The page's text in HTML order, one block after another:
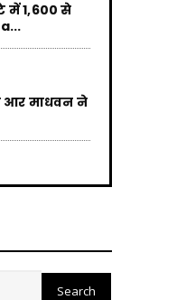
में 1,600 से
आर माधवन ने
में Ropeway